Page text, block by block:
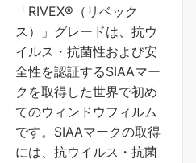
「RIVEX®（リベック
ス）」グレードは、抗ウ
イルス・抗菌性および安
全性を認証するSIAAマー
クを取得した世界で初め
てのウィンドウフィルム
です。SIAAマークの取得
には、抗ウイルス・抗菌